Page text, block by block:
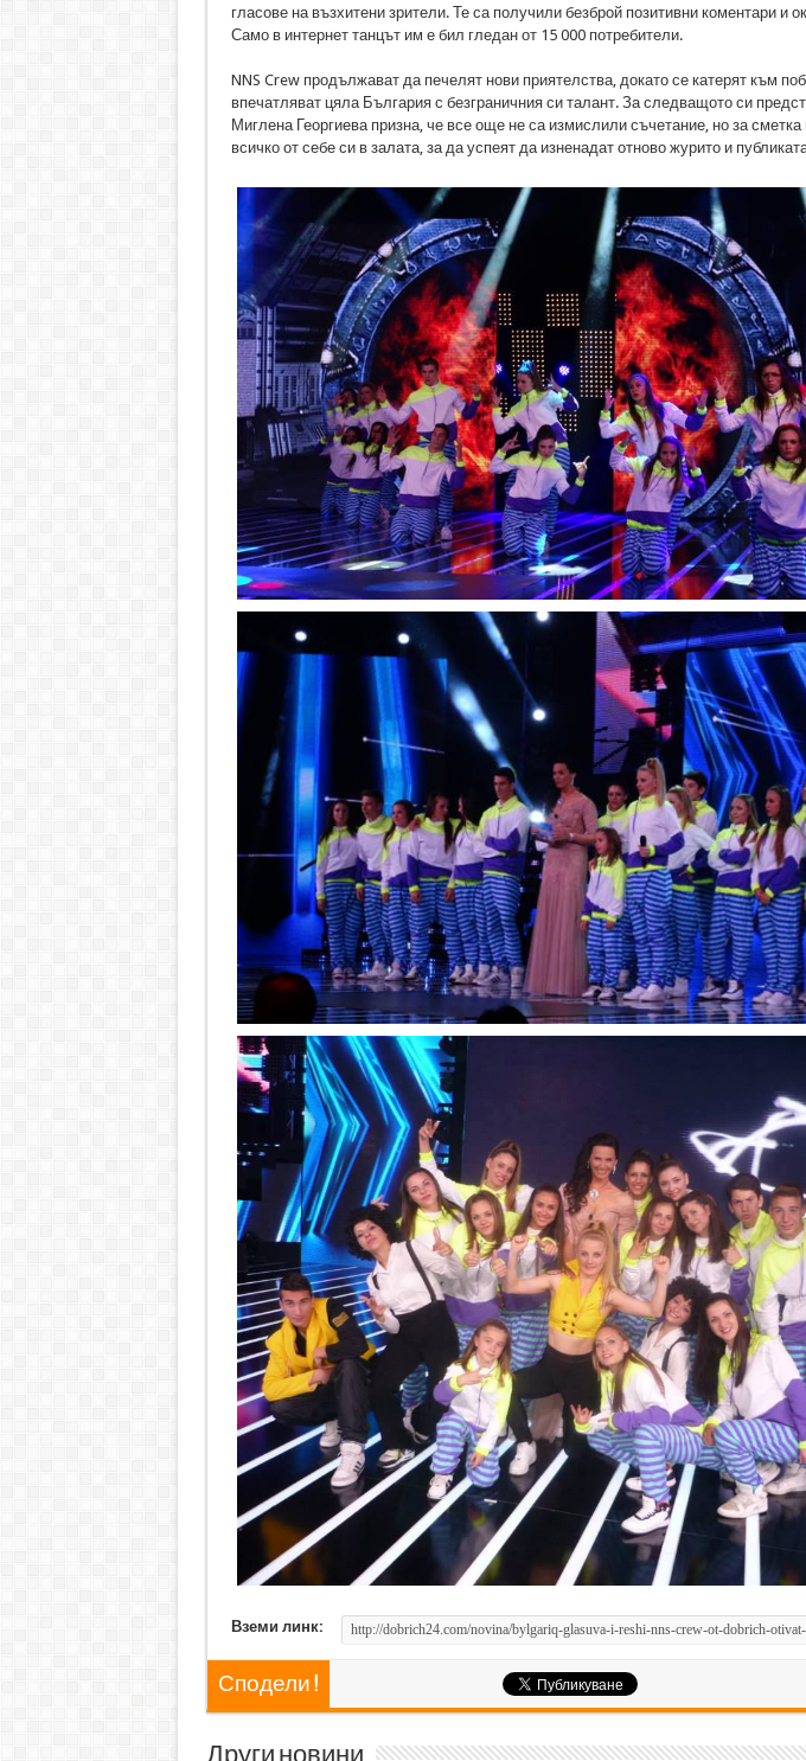
гласове на възхитени зрители. Те са получили безброй позитивни коментари и
Само в интернет танцът им е бил гледан от 15 000 потребители.
NNS Crew продължават да печелят нови приятелства, докато се катерят към
впечатляват цяла България с безграничния си талант. За следващото си
Миглена Георгиева призна, че все още не са измислили съчетание, но за
всичко от себе си в залата, за да успеят да изненадат отново журито и
Вземи линк:
Сподели !